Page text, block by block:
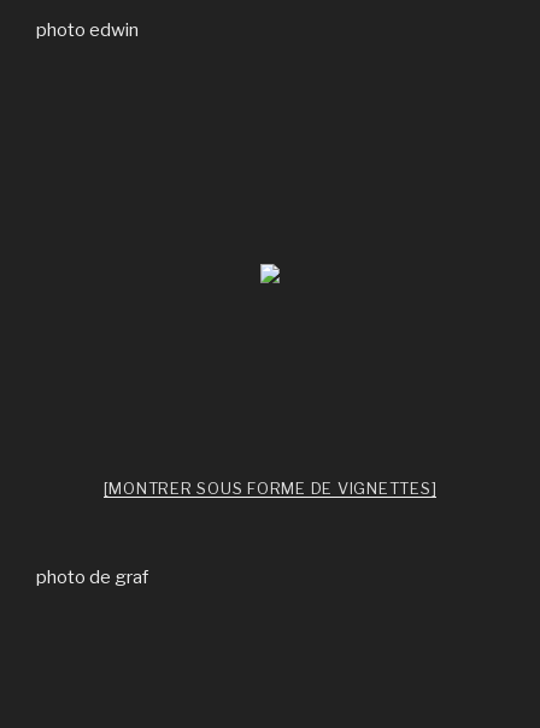
photo edwin
[MONTRER SOUS FORME DE VIGNETTES]
photo de graf